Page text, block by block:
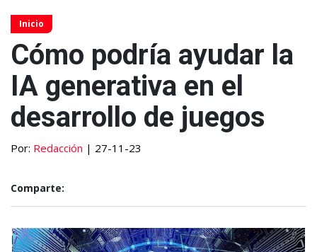
Inicio
Cómo podría ayudar la
IA generativa en el
desarrollo de juegos
Por: Redacción | 27-11-23
Comparte: